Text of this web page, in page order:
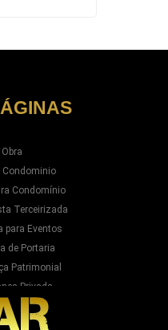
Condominio
Condomínio
Terceirizada
para Eventos
de Portaria
Patrimonial
Privada
Serviços para